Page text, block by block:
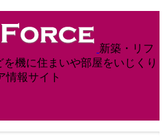
新築・リフ
機に住まいや部屋をいじくり
情報サイト